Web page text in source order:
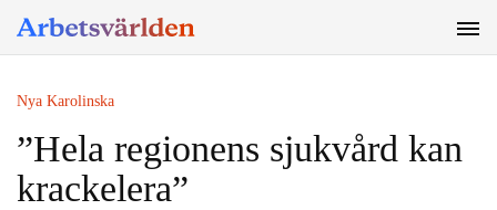
Nya Karolinska
”Hela regionens sjukvård kan
krackelera”